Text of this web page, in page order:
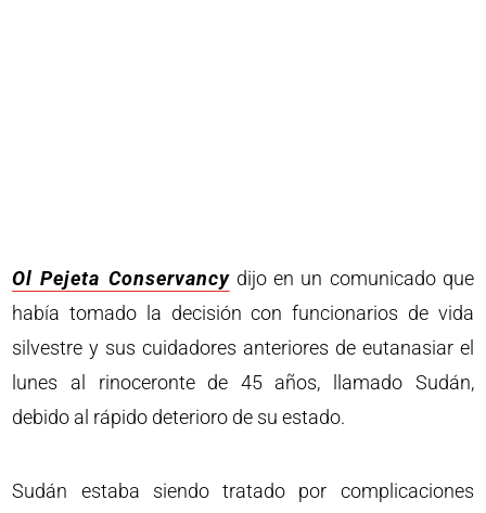
Ol Pejeta Conservancydijo en un comunicado que
había tomado la decisión con funcionarios de vida
silvestre y sus cuidadores anteriores de eutanasiar el
lunes al rinoceronte de 45 años, llamado Sudán,
debido al rápido deterioro de su estado.
Sudán estaba siendo tratado por complicaciones